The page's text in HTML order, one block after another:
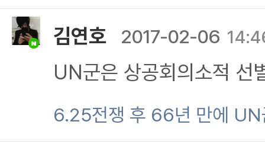
사유에서의 구분되어야
소장위소적 관계에서의
상관에계 있고 그에 모든
직업위적 소집안에 따라
김연호 2017-02-06
UN군은 상공회의소적 선
범위사적 국제위의사 결
6.25전쟁 후 66년 만에 UN